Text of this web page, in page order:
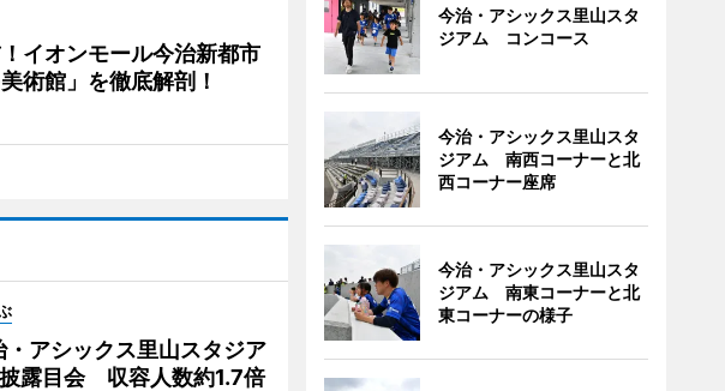
イオンモール今治新都市
術館」を徹底解剖！
・アシックス里山スタジア
露目会 収容人数約1.7倍
今治・アシックス里山スタ
ジアム コンコース
今治・アシックス里山スタ
ジアム 南西コーナーと北
西コーナー座席
今治・アシックス里山スタ
ジアム 南東コーナーと北
東コーナーの様子